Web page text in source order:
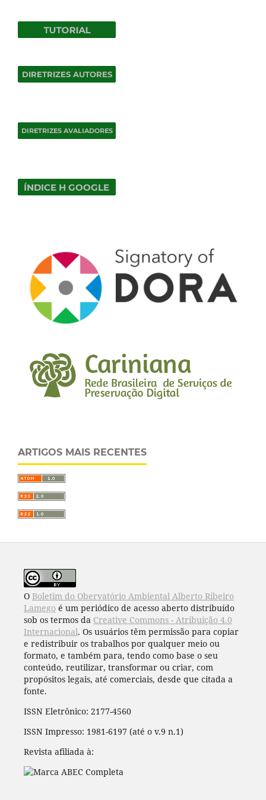
ARTIGOS MAIS RECENTES
O Boletim do Obervatório Ambiental Alberto Ribeiro
Lamego é um periódico de acesso aberto distribuído
sob os termos da Creative Commons - Atribuição 4.0
Internacional. Os usuários têm permissão para copiar
e redistribuir os trabalhos por qualquer meio ou
formato, e também para, tendo como base o seu
conteúdo, reutilizar, transformar ou criar, com
propósitos legais, até comerciais, desde que citada a
fonte.
ISSN Eletrônico: 2177-4560
ISSN Impresso: 1981-6197 (até o v.9 n.1)
Revista afiliada à: